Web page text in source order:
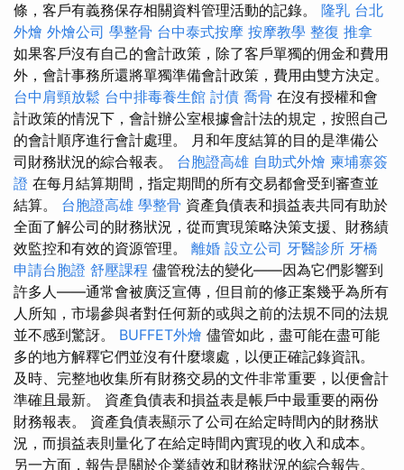
條，客戶有義務保存相關資料管理活動的記錄。 隆乳 台北
外燴 外燴公司 學整骨 台中泰式按摩 按摩教學 整復 推拿
如果客戶沒有自己的會計政策，除了客戶單獨的佣金和費用
外，會計事務所還將單獨準備會計政策，費用由雙方決定。
台中肩頸放鬆 台中排毒養生館 討債 喬骨 在沒有授權和會
計政策的情況下，會計辦公室根據會計法的規定，按照自己
的會計順序進行會計處理。 月和年度結算的目的是準備公
司財務狀況的綜合報表。 台胞證高雄 自助式外燴 柬埔寨簽
證 在每月結算期間，指定期間的所有交易都會受到審查並
結算。 台胞證高雄 學整骨 資產負債表和損益表共同有助於
全面了解公司的財務狀況，從而實現策略決策支援、財務績
效監控和有效的資源管理。 離婚 設立公司 牙醫診所 牙橋
申請台胞證 舒壓課程 儘管稅法的變化——因為它們影響到
許多人——通常會被廣泛宣傳，但目前的修正案幾乎為所有
人所知，市場參與者對任何新的或與之前的法規不同的法規
並不感到驚訝。 BUFFET外燴 儘管如此，盡可能在盡可能
多的地方解釋它們並沒有什麼壞處，以便正確記錄資訊。
及時、完整地收集所有財務交易的文件非常重要，以便會計
準確且最新。 資產負債表和損益表是帳戶中最重要的兩份
財務報表。 資產負債表顯示了公司在給定時間內的財務狀
況，而損益表則量化了在給定時間內實現的收入和成本。
另一方面，報告是關於企業績效和財務狀況的綜合報告。